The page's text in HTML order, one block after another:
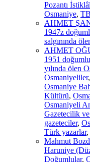
Pozantı
Osmaniye,
AHMET
1947z
salgınında
AHMET
1951
yılında ölen
Osmaniyeliler,
Osmaniye
Kültürü,
Osmaniyeli
Gazetecilik
gazeteciler,
Türk yazarlar,
Mahmut
Haruniye
Doğumlular,